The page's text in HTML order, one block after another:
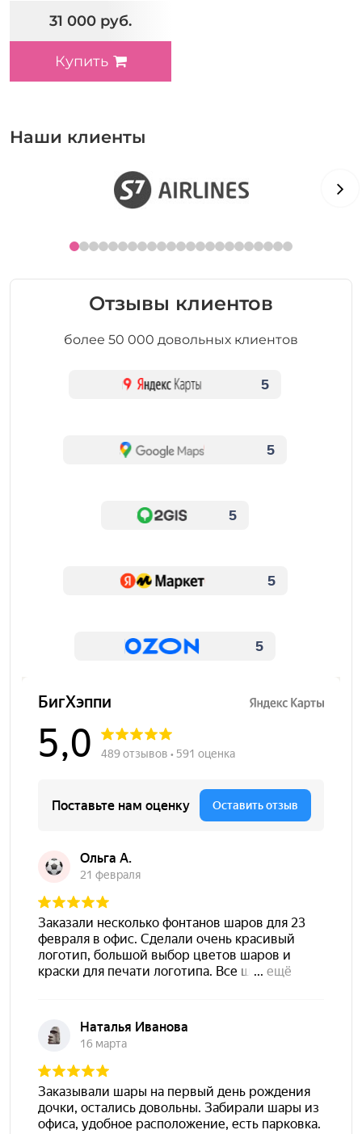
31 000 руб.
Купить
Наши клиенты
Отзывы клиентов
более 50 000 довольных клиентов
5
5
5
5
5